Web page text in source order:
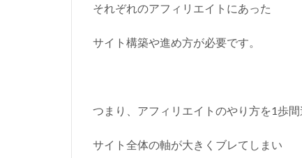
それぞれのアフィリエイトにあった
サイト構築や進め方が必要です。
つまり、アフィリエイトのやり方を1歩間
サイト全体の軸が大きくブレてしまい